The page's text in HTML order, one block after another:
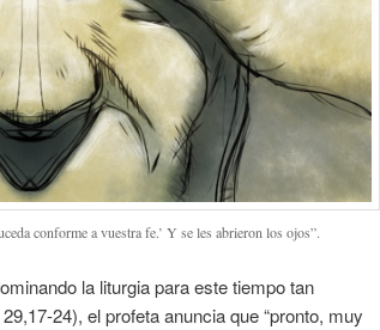
conforme a vuestra fe.’ Y se les abrieron los ojos”.
la liturgia para este tiempo tan
24), el profeta anuncia que “pronto, muy